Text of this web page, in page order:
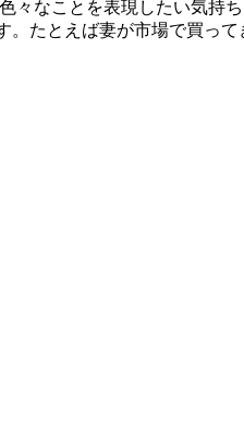
々なことを表現したい気持
たとえば妻が市場で買っ